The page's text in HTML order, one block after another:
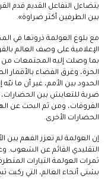
يتضاءل التفاعل القديم قدم
بين الطرفين أكثر ضراوة».
مع بلوغ العولمة ذروتها في
الإعلامية على وصف العالم
بما وصلت إليه المجتمعات من
الحرة، وغرق الفضاء بالأقمار
الحدود بين الأمم، غير أن ما
ضربة للتعايش بين الحضارات،
الفروقات، ومن ثم البحث عن
الحضارات الأخرى.
إن العولمة لم تعزز الفهم
التقليدي القائم عن الشعوب.
ثمرات العولمة التيارات
بشتى أنحاء العالم، التي